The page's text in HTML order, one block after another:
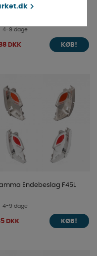
endedæksel højre til
4-9 dage
DKK KØB!
Endebeslag F45L
4-9 dage
DKK KØB!